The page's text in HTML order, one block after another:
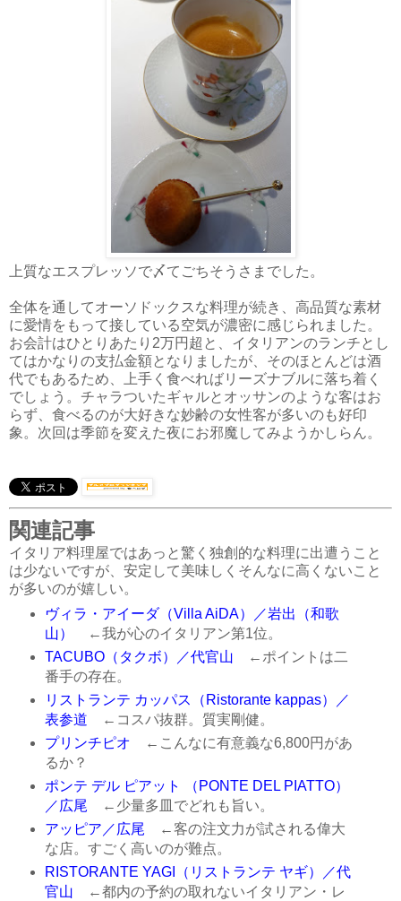
上質なエスプレッソで〆てごちそうさまでした。
全体を通してオーソドックスな料理が続き、高品質な素材
に愛情をもって接している空気が濃密に感じられました。
お会計はひとりあたり2万円超と、イタリアンのランチとし
てはかなりの支払金額となりましたが、そのほとんどは酒
代でもあるため、上手く食べればリーズナブルに落ち着く
でしょう。チャラついたギャルとオッサンのような客はお
らず、食べるのが大好きな妙齢の女性客が多いのも好印
象。次回は季節を変えた夜にお邪魔してみようかしらん。
関連記事
イタリア料理屋ではあっと驚く独創的な料理に出遭うこと
は少ないですが、安定して美味しくそんなに高くないこと
が多いのが嬉しい。
ヴィラ・アイーダ（Villa AiDA）／岩出（和歌
山）
←我が心のイタリアン第1位。
TACUBO（タクボ）／代官山 ←ポイントは二
番手の存在。
リストランテ カッパス（Ristorante kappas）／
表参道 ←コスパ抜群。質実剛健。
プリンチピオ ←こんなに有意義な6,800円があ
るか？
ポンテ デル ピアット （PONTE DEL PIATTO）
／広尾 ←少量多皿でどれも旨い。
アッピア／広尾 ←客の注文力が試される偉大
な店。すごく高いのが難点。
RISTORANTE YAGI（リストランテ ヤギ）／代
官山 ←都内の予約の取れないイタリアン・レ